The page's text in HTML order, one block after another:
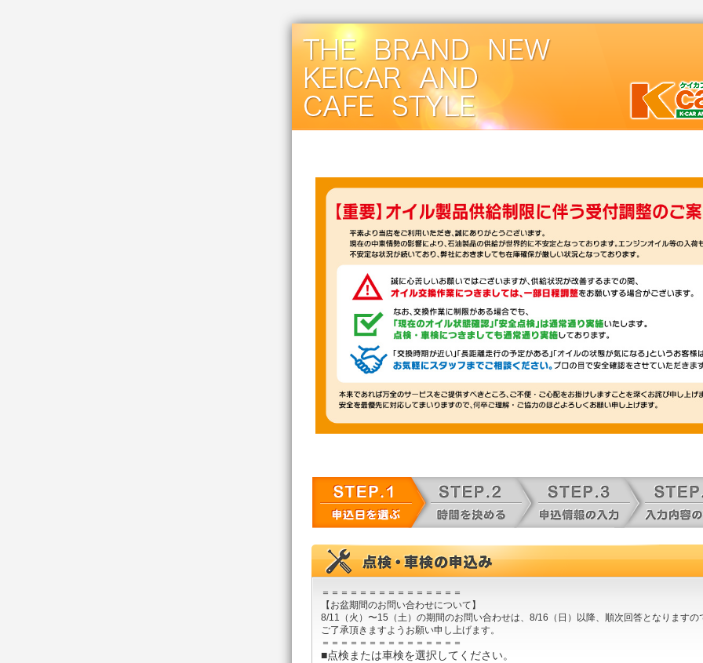
＝＝＝＝＝＝＝＝＝＝＝＝＝＝＝
【お盆期間のお問い合わせについて】
8/11（火）〜15（土）の期間のお問い合わせは、8/16（日）以降、順次回答となりますの
ご了承頂きますようお願い申し上げます。
＝＝＝＝＝＝＝＝＝＝＝＝＝＝＝
■点検または車検を選択してください。